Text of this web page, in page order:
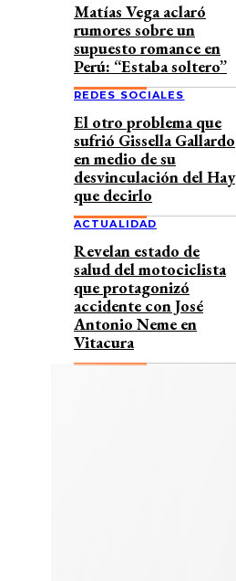
Matías Vega aclaró
rumores sobre un
supuesto romance en
Perú: “Estaba soltero”
REDES SOCIALES
El otro problema que
sufrió Gissella Gallardo
en medio de su
desvinculación del Hay
que decirlo
ACTUALIDAD
Revelan estado de
salud del motociclista
que protagonizó
accidente con José
Antonio Neme en
Vitacura